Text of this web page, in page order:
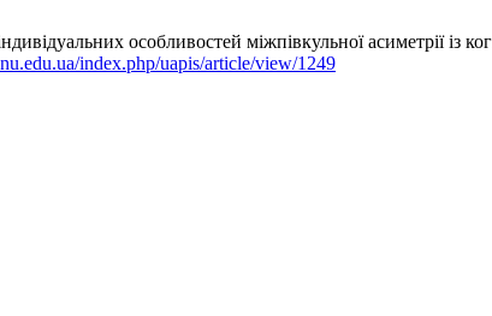
особливостей міжпівкульної асиметрії із
index.php/uapis/article/view/1249